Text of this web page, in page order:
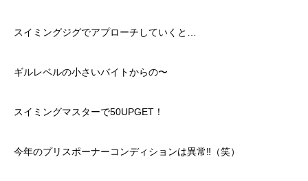
スイミングジグでアプローチしていくと…
ギルレベルの小さいバイトからの〜
スイミングマスターで50UPGET！
今年のプリスポーナーコンディションは異常‼︎（笑）